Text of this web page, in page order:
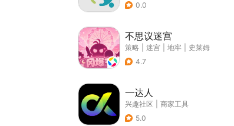
0.0
不思议迷宫
策略 迷宫 地牢
史莱姆
4.7
一达人
兴趣社区
商家工具
5.0